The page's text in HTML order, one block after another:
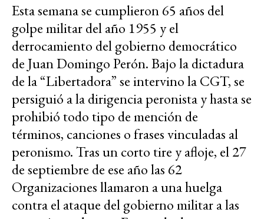
Esta semana se cumplieron 65 años del
golpe militar del año 1955 y el
derrocamiento del gobierno democrático
de Juan Domingo Perón. Bajo la dictadura
de la “Libertadora” se intervino la CGT, se
persiguió a la dirigencia peronista y hasta se
prohibió todo tipo de mención de
términos, canciones o frases vinculadas al
peronismo. Tras un corto tire y afloje, el 27
de septiembre de ese año las 62
Organizaciones llamaron a una huelga
contra el ataque del gobierno militar a las